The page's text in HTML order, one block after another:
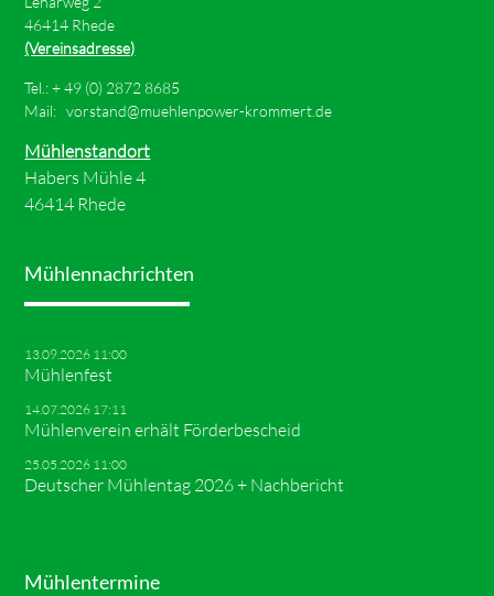
46414 Rhede
(Vereinsadresse)
Tel.: +49 (0) 2872 8685
Mail:vorstand@muehlenpower-krommert.de
Mühlenstandort
Habers Mühle 4
46414 Rhede
Mühlennachrichten
13.09.2026 11:00
Mühlenfest
14.07.2026 17:11
Mühlenverein erhält Förderbescheid
25.05.2026 11:00
Deutscher Mühlentag 2026 + Nachbericht
Mühlentermine